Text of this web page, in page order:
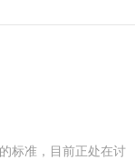
标准，目前正处在讨